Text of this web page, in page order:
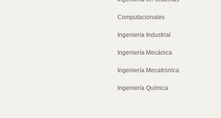
Computacionales
Ingeniería Industrial
Ingeniería Mecánica
Ingeniería Mecatrónica
Ingeniería Química